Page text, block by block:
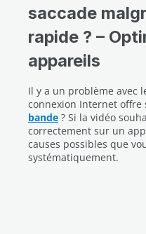
saccade
rapide ? –
appareils
Il y a un problème avec
connexion Internet offre
bande ? Si la vidéo
correctement sur un
causes possibles que
systématiquement.